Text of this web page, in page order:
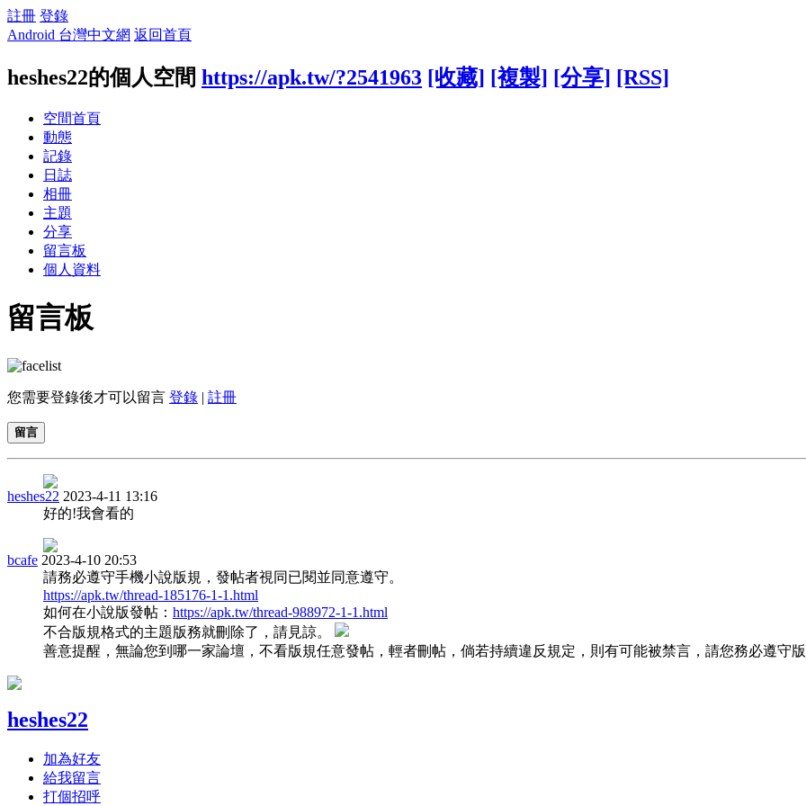
註冊 登錄
Android 台灣中文網 返回首頁
heshes22的個人空間 https://apk.tw/?2541963 [收藏] [複製] [分享] [RSS]
空間首頁
動態
記錄
日誌
相冊
主題
分享
留言板
個人資料
留言板
您需要登錄後才可以留言 登錄 | 註冊
留言
heshes22 2023-4-11 13:16
好的!我會看的
bcafe 2023-4-10 20:53
請務必遵守手機小說版規，發帖者視同已閱並同意遵守。
https://apk.tw/thread-185176-1-1.html
如何在小說版發帖： https://apk.tw/thread-988972-1-1.html
不合版規格式的主題版務就刪除了，請見諒。
善意提醒，無論您到哪一家論壇，不看版規任意發帖，輕者刪帖，倘若持續違反規定，則有可能被禁言，請您務必遵守版
heshes22
加為好友
給我留言
打個招呼